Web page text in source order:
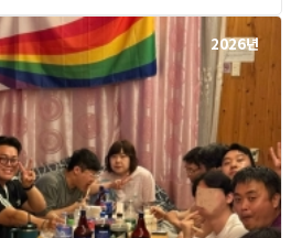
2026년